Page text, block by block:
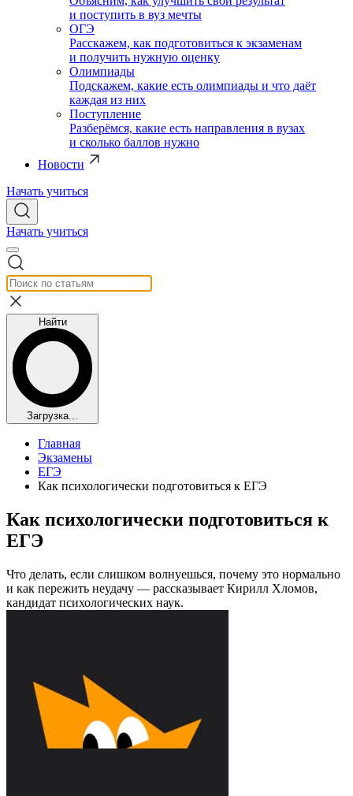
и поступить в вуз мечты
ОГЭ
Расскажем, как подготовиться к экзаменам
и получить нужную оценку
Олимпиады
Подскажем, какие есть олимпиады и что даёт
каждая из них
Поступление
Разберёмся, какие есть направления в вузах
и сколько баллов нужно
Новости
Начать учиться
Начать учиться
Найти
Загрузка...
Главная
Экзамены
ЕГЭ
Как психологически подготовиться к ЕГЭ
Как психологически подготовиться к
ЕГЭ
Что делать, если слишком волнуешься, почему это нормально
и как пережить неудачу — рассказывает Кирилл Хломов,
кандидат психологических наук.